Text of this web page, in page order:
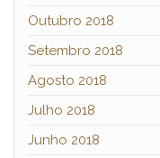
Outubro 2018
Setembro 2018
Agosto 2018
Julho 2018
Junho 2018